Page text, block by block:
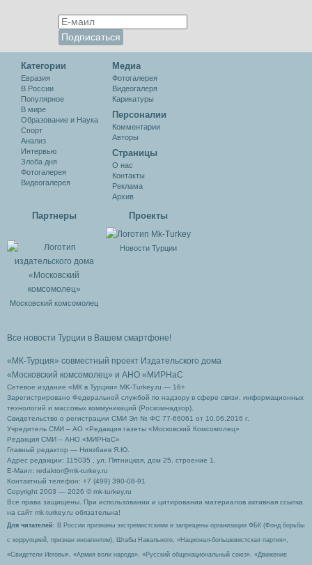
Категории
Евразия
В России
Популярное
В мире
Образование и Наука
Спорт
Анализ
Интервью
Злоба дня
Фотогалерея
Видеогалерея
Медиа
Фотогалерея
Видеогалеря
Карикатуры
Персоналии
Комментарии
Авторы
Cтраницы
О нас
Контакты
Реклама
Архив
Партнеры
Московский комсомолец
Проекты
Новости Турции
Все новости Турции в Вашем смартфоне!
«МК-Турция» совместный проект Издательского дома
«Московский комсомолец» и АНО «МИРНаС
Сетевое издание «МК в Турции» MK-Turkey.ru — 16+
Зарегистрировано Федеральной службой по надзору в сфере связи, информационных
технологий и массовых коммуникаций (Роскомнадзор).
Свидетельство о регистрации СМИ Эл № ФС 77-66061 от 10.06.2016 г.
Учредитель СМИ – АО «Редакция газеты «Московский Комсомолец»
Редакция СМИ – АНО «МИРНаС»
Главный редактор — Ниязбаев Я.Ю.
Адрес редакции: 115035 , ул. Пятницкая, дом 25, строение 1.
Е-Маил: redaktor@mk-turkey.ru
Контактный телефон: +7 (499) 390-08-91
Copyright 2003 — 2026 © mk-turkey.ru
Все права защищены. При использовании и цитировании материалов активная ссылка
на сайт mk-turkey.ru обязательна!
Для читателей : В России признаны экстремистскими и запрещены организации ФБК (Фонд борьбы
с коррупцией, признан иноагентом), Штабы Навального, «Национал-большевистская партия»,
«Свидетели Иеговы», «Армия воли народа», «Русский общенациональный союз», «Движение